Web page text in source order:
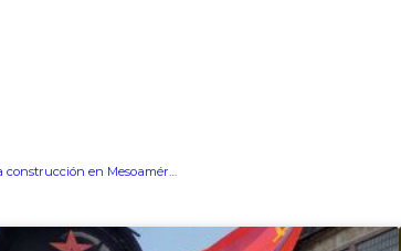
Arquitectura Puuc, la complejidad de la construcción en Mesoamérica